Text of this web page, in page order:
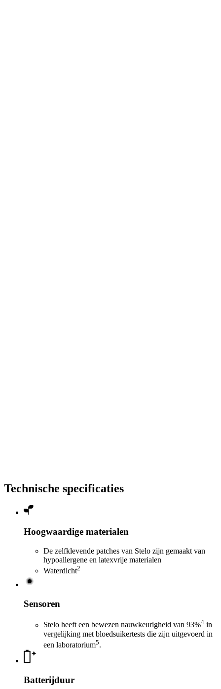
Technische specificaties
Hoogwaardige materialen
De zelfklevende patches van Stelo zijn gemaakt van
hypoallergene en latexvrije materialen
Waterdicht2
Sensoren
Stelo heeft een bewezen nauwkeurigheid van 93%4 in
vergelijking met bloedsuikertests die zijn uitgevoerd in
een laboratorium5.
Batterijduur